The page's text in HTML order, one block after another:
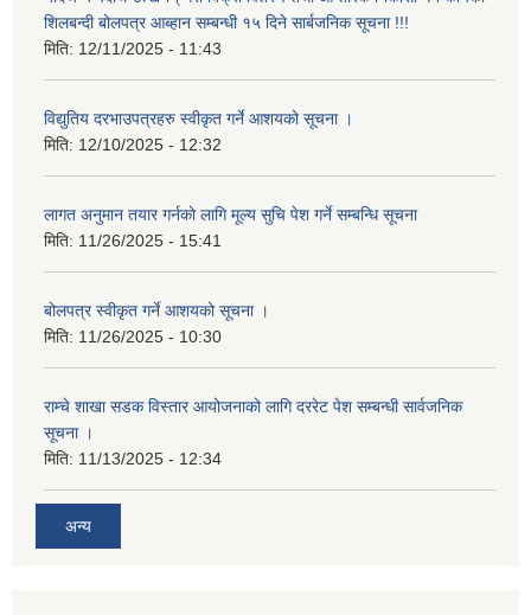
शिलबन्दी बोलपत्र आब्हान सम्बन्धी १५ दिने सार्बजनिक सूचना !!!
मिति: 12/11/2025 - 11:43
विद्युतिय दरभाउपत्रहरु स्वीकृत गर्ने आशयको सूचना ।
मिति: 12/10/2025 - 12:32
लागत अनुमान तयार गर्नकाे लागि मूल्य सुचि पेश गर्ने सम्बन्धि सूचना
मिति: 11/26/2025 - 15:41
बोलपत्र स्वीकृत गर्ने आशयको सूचना ।
मिति: 11/26/2025 - 10:30
राम्चे शाखा सडक विस्तार आयोजनाको लागि दररेट पेश सम्बन्धी सार्वजनिक
सूचना ।
मिति: 11/13/2025 - 12:34
अन्य